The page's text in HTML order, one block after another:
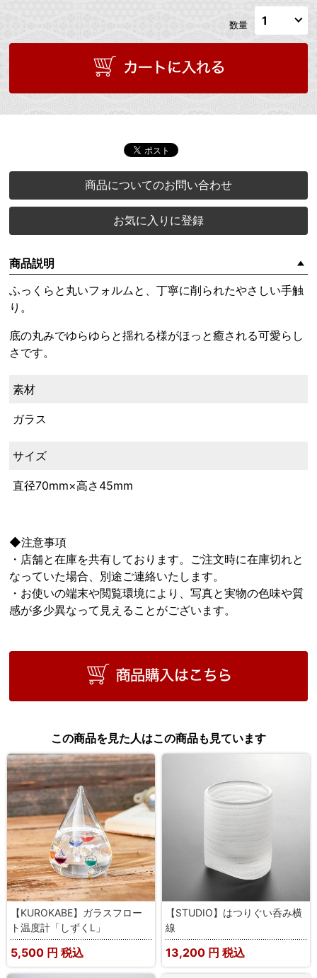
数量
商品についてのお問い合わせ
お気に入りに登録
商品説明
ふっくらと丸いフォルムと、丁寧に削られたやさしい手触
り。
底の丸みでゆらゆらと揺れる様がほっと癒される可愛らし
さです。
素材
ガラス
サイズ
直径70mm×高さ45mm
◆注意事項
・店舗と在庫を共有しております。ご注文時に在庫切れと
なっていた場合、別途ご連絡いたします。
・お使いの端末や閲覧環境により、写真と実物の色味や質
感が多少異なって見えることがございます。
この商品を見た人はこの商品も見ています
【KUROKABE】ガラスフロー
ト温度計「しずくL」
5,500 円 税込
【STUDIO】はつりぐい呑み横
線
13,200 円 税込